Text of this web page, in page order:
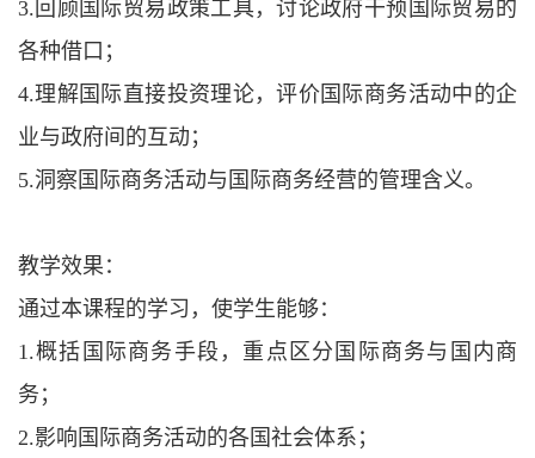
3. 回顾国际贸易政策工具，讨论政府干预国际贸易的
各种借口；
4.理解国际直接投资理论，评价国际商务活动中的企
业与政府间的互动；
5.洞察国际商务活动与国际商务经营的管理含义。
教学效果：
通过本课程的学习，使学生能够：
1.概括国际商务手段，重点区分国际商务与国内商
务；
2.影响国际商务活动的各国社会体系；